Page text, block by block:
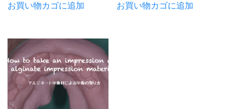
お買い物カゴに追加 お買い物カゴに追加